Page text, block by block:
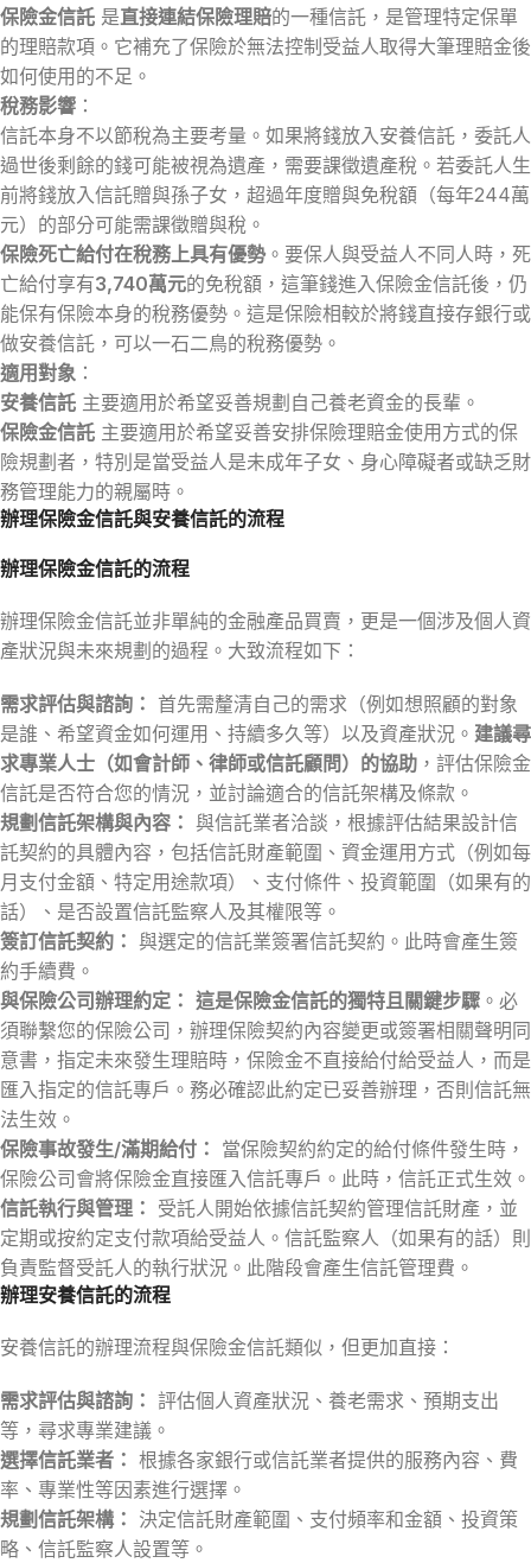
保險金信託 是直接連結保險理賠的一種信託，是管理特定保單
的理賠款項。它補充了保險於無法控制受益人取得大筆理賠金後
如何使用的不足。
稅務影響 ：
信託本身不以節稅為主要考量。如果將錢放入安養信託，委託人
過世後剩餘的錢可能被視為遺產，需要課徵遺產稅。若委託人生
前將錢放入信託贈與孫子女，超過年度贈與免稅額（每年244萬
元）的部分可能需課徵贈與稅。
保險死亡給付在稅務上具有優勢。要保人與受益人不同人時，死
亡給付享有3,740萬元的免稅額，這筆錢進入保險金信託後，仍
能保有保險本身的稅務優勢。這是保險相較於將錢直接存銀行或
做安養信託，可以一石二鳥的稅務優勢。
適用對象 ：
安養信託 主要適用於希望妥善規劃自己養老資金的長輩。
保險金信託 主要適用於希望妥善安排保險理賠金使用方式的保
險規劃者，特別是當受益人是未成年子女、身心障礙者或缺乏財
務管理能力的親屬時。
辦理保險金信託與安養信託的流程
辦理保險金信託的流程
辦理保險金信託並非單純的金融產品買賣，更是一個涉及個人資
產狀況與未來規劃的過程。大致流程如下：
需求評估與諮詢： 首先需釐清自己的需求（例如想照顧的對象
是誰、希望資金如何運用、持續多久等）以及資產狀況。 建議尋
求專業人士（如會計師、律師或信託顧問）的協助 ，評估保險金
信託是否符合您的情況，並討論適合的信託架構及條款。
規劃信託架構與內容： 與信託業者洽談，根據評估結果設計信
託契約的具體內容，包括信託財產範圍、資金運用方式（例如每
月支付金額、特定用途款項）、支付條件、投資範圍（如果有的
話）、是否設置信託監察人及其權限等。
簽訂信託契約： 與選定的信託業簽署信託契約。此時會產生簽
約手續費。
與保險公司辦理約定： 這是保險金信託的獨特且關鍵步驟 。必
須聯繫您的保險公司，辦理保險契約內容變更或簽署相關聲明同
意書，指定未來發生理賠時，保險金不直接給付給受益人，而是
匯入指定的信託專戶。務必確認此約定已妥善辦理，否則信託無
法生效。
保險事故發生/滿期給付： 當保險契約約定的給付條件發生時，
保險公司會將保險金直接匯入信託專戶。此時，信託正式生效。
信託執行與管理： 受託人開始依據信託契約管理信託財產，並
定期或按約定支付款項給受益人。信託監察人（如果有的話）則
負責監督受託人的執行狀況。此階段會產生信託管理費。
辦理安養信託的流程
安養信託的辦理流程與保險金信託類似，但更加直接：
需求評估與諮詢： 評估個人資產狀況、養老需求、預期支出
等，尋求專業建議。
選擇信託業者： 根據各家銀行或信託業者提供的服務內容、費
率、專業性等因素進行選擇。
規劃信託架構： 決定信託財產範圍、支付頻率和金額、投資策
略、信託監察人設置等。